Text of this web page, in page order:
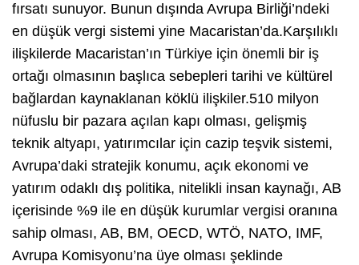
fırsatı sunuyor. Bunun dışında Avrupa Birliği’ndeki
en düşük vergi sistemi yine Macaristan’da.Karşılıklı
ilişkilerde Macaristan’ın Türkiye için önemli bir iş
ortağı olmasının başlıca sebepleri tarihi ve kültürel
bağlardan kaynaklanan köklü ilişkiler.510 milyon
nüfuslu bir pazara açılan kapı olması, gelişmiş
teknik altyapı, yatırımcılar için cazip teşvik sistemi,
Avrupa’daki stratejik konumu, açık ekonomi ve
yatırım odaklı dış politika, nitelikli insan kaynağı, AB
içerisinde %9 ile en düşük kurumlar vergisi oranına
sahip olması, AB, BM, OECD, WTÖ, NATO, IMF,
Avrupa Komisyonu’na üye olması şeklinde